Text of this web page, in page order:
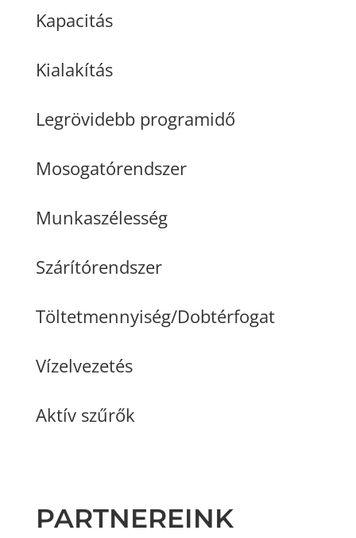
Kapacitás
Kialakítás
Legrövidebb programidő
Mosogatórendszer
Munkaszélesség
Szárítórendszer
Töltetmennyiség/Dobtérfogat
Vízelvezetés
Aktív szűrők
PARTNEREINK